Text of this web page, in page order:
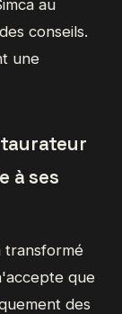
au
conseils.
une
à ses
transformé
que
des